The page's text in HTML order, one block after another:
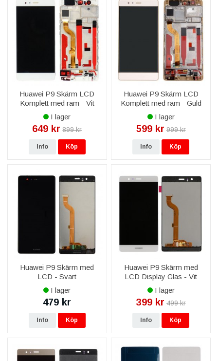
Huawei P9 Skärm LCD
Komplett med ram - Vit
I lager
649 kr 899 kr
Info Köp
Huawei P9 Skärm LCD
Komplett med ram - Guld
I lager
599 kr 999 kr
Info Köp
Huawei P9 Skärm med
LCD - Svart
I lager
479 kr
Info Köp
Huawei P9 Skärm med
LCD Display Glas - Vit
I lager
399 kr 499 kr
Info Köp